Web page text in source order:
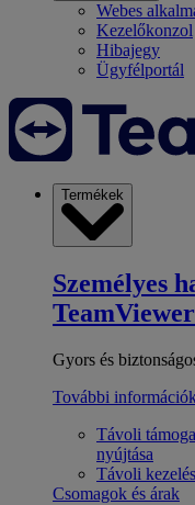
Webes
Kezelőkonzol
Hibajegy
Ügyfélportál
Termékek
Személyes
Gyors és
További
Távoli
nyújtása
Távoli kezelés
Csomagok és árak